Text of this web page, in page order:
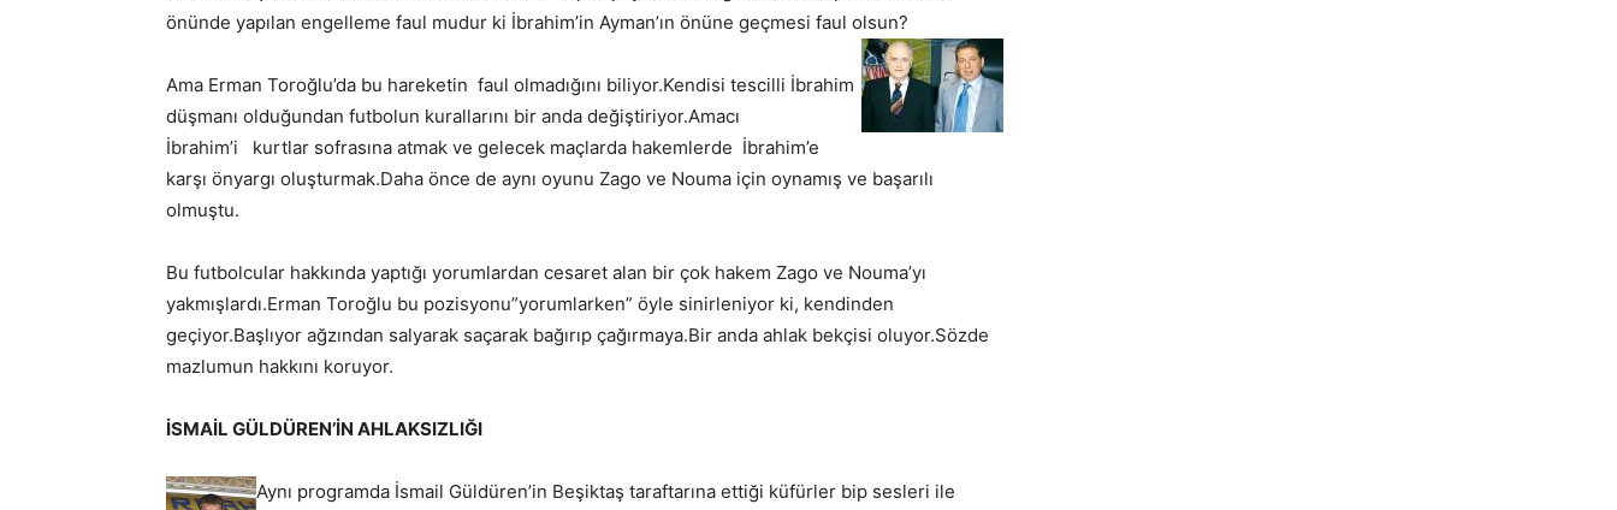
önünde yapılan engelleme faul mudur ki İbrahim’in Ayman’ın önüne geçmesi faul olsun?
Ama Erman Toroğlu’da bu hareketin faul olmadığını biliyor.Kendisi tescilli İbrahim
düşmanı olduğundan futbolun kurallarını bir anda değiştiriyor.Amacı
İbrahim’i kurtlar sofrasına atmak ve gelecek maçlarda hakemlerde İbrahim’e
karşı önyargı oluşturmak.Daha önce de aynı oyunu Zago ve Nouma için oynamış ve başarılı
olmuştu.
Bu futbolcular hakkında yaptığı yorumlardan cesaret alan bir çok hakem Zago ve Nouma’yı
yakmışlardı.Erman Toroğlu bu pozisyonu”yorumlarken” öyle sinirleniyor ki, kendinden
geçiyor.Başlıyor ağzından salyarak saçarak bağırıp çağırmaya.Bir anda ahlak bekçisi oluyor.Sözde
mazlumun hakkını koruyor.
İSMAİL GÜLDÜREN’İN AHLAKSIZLIĞI
Aynı programda İsmail Güldüren’in Beşiktaş taraftarına ettiği küfürler bip sesleri ile